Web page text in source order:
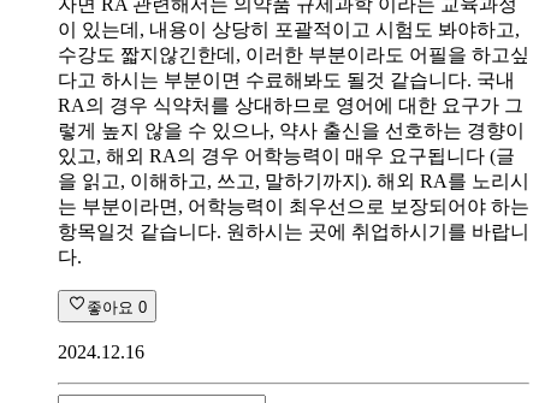
이 있는데, 내용이 상당히 포괄적이고 시험도 봐야하고,
수강도 짧지않긴한데, 이러한 부분이라도 어필을 하고싶
다고 하시는 부분이면 수료해봐도 될것 같습니다. 국내
RA의 경우 식약처를 상대하므로 영어에 대한 요구가 그
렇게 높지 않을 수 있으나, 약사 출신을 선호하는 경향이
있고, 해외 RA의 경우 어학능력이 매우 요구됩니다 (글
을 읽고, 이해하고, 쓰고, 말하기까지). 해외 RA를 노리시
는 부분이라면, 어학능력이 최우선으로 보장되어야 하는
항목일것 같습니다. 원하시는 곳에 취업하시기를 바랍니
다.
좋아요 0
2024.12.16